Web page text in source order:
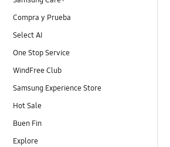
Compra y Prueba
Select AI
One Stop Service
WindFree Club
Samsung Experience Store
Hot Sale
Buen Fin
Explore